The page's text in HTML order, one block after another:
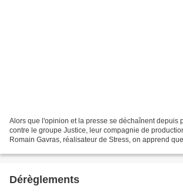
Alors que l'opinion et la presse se déchaînent depuis
contre le groupe Justice, leur compagnie de
Romain Gavras, réalisateur de Stress, on apprend
Dérèglements